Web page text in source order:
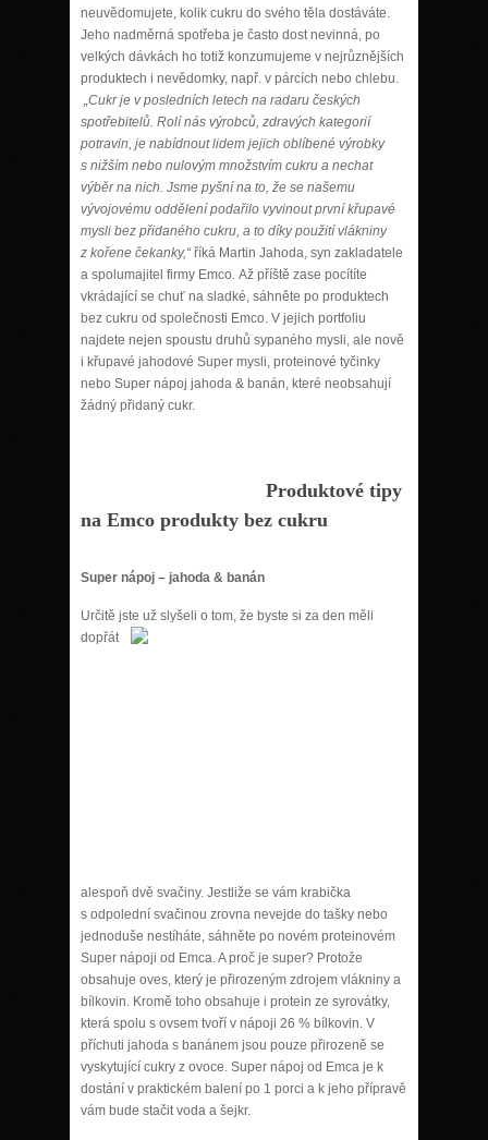
neuvědomujete, kolik cukru do svého těla dostáváte.
Jeho nadměrná spotřeba je často dost nevinná, po
velkých dávkách ho totiž konzumujeme v nejrůznějších
produktech i nevědomky, např. v párcích nebo chlebu.
„Cukr je v posledních letech na radaru českých
spotřebitelů. Rolí nás výrobců, zdravých kategorií
potravin, je nabídnout lidem jejich oblíbené výrobky
s nižším nebo nulovým množstvím cukru a nechat
výběr na nich. Jsme pyšní na to, že se našemu
vývojovému oddělení podařilo vyvinout první křupavé
mysli bez přidaného cukru, a to díky použití vlákniny
z kořene čekanky,“říká Martin Jahoda, syn zakladatele
a spolumajitel firmy Emco. Až příště zase pocítíte
vkrádající se chuť na sladké, sáhněte po produktech
bez cukru od společnosti Emco. V jejich portfoliu
najdete nejen spoustu druhů sypaného mysli, ale nově
i křupavé jahodové Super mysli, proteinové tyčinky
nebo Super nápoj jahoda & banán, které neobsahují
žádný přidaný cukr.
Produktové tipy
na Emco produkty bez cukru
Super nápoj – jahoda & banán
Určitě jste už slyšeli o tom, že byste si za den měli
dopřát
alespoň dvě svačiny. Jestliže se vám krabička
s odpolední svačinou zrovna nevejde do tašky nebo
jednoduše nestíháte, sáhněte po novém proteinovém
Super nápoji od Emca. A proč je super? Protože
obsahuje oves, který je přirozeným zdrojem vlákniny a
bílkovin. Kromě toho obsahuje i protein ze syrovátky,
která spolu s ovsem tvoří v nápoji 26 % bílkovin. V
příchuti jahoda s banánem jsou pouze přirozeně se
vyskytující cukry z ovoce. Super nápoj od Emca je k
dostání v praktickém balení po 1 porci a k jeho přípravě
vám bude stačit voda a šejkr.